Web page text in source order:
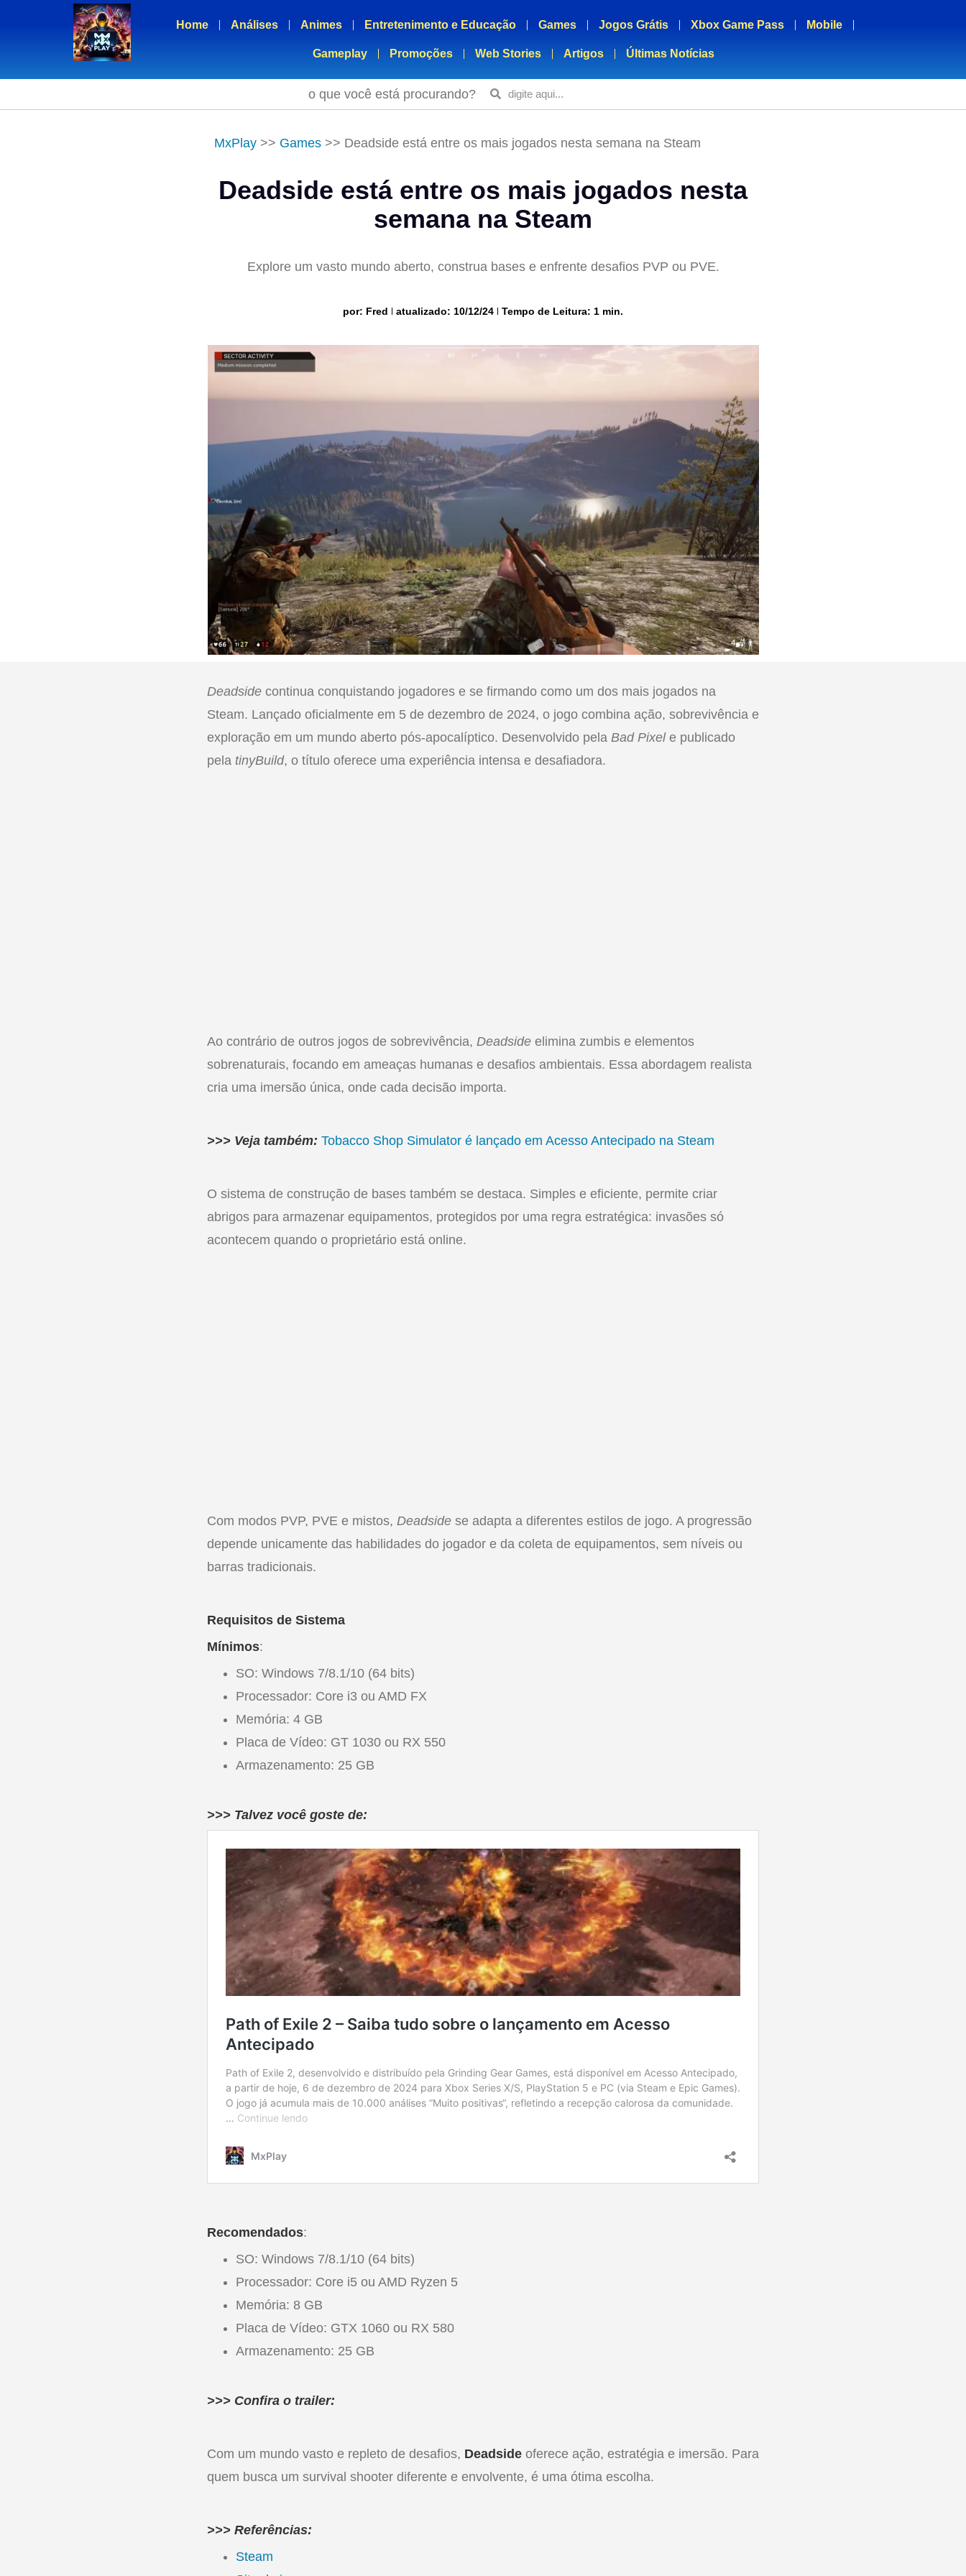
Home Análises Animes Entretenimento e Educação Games Jogos Grátis Xbox Game Pass Mobile
Gameplay Promoções Web Stories Artigos Últimas Notícias
o que você está procurando?
MxPlay >> Games >> Deadside está entre os mais jogados nesta semana na Steam
Deadside está entre os mais jogados nesta
semana na Steam
Explore um vasto mundo aberto, construa bases e enfrente desafios PVP ou PVE.
por: Fred atualizado: 10/12/24 Tempo de Leitura: 1 min.
Deadside continua conquistando jogadores e se firmando como um dos mais jogados na
Steam. Lançado oficialmente em 5 de dezembro de 2024, o jogo combina ação, sobrevivência e
exploração em um mundo aberto pós-apocalíptico. Desenvolvido pela Bad Pixele publicado
pela tinyBuild, o título oferece uma experiência intensa e desafiadora.
Ao contrário de outros jogos de sobrevivência, Deadside elimina zumbis e elementos
sobrenaturais, focando em ameaças humanas e desafios ambientais. Essa abordagem realista
cria uma imersão única, onde cada decisão importa.
>>> Veja também: Tobacco Shop Simulator é lançado em Acesso Antecipado na Steam
O sistema de construção de bases também se destaca. Simples e eficiente, permite criar
abrigos para armazenar equipamentos, protegidos por uma regra estratégica: invasões só
acontecem quando o proprietário está online.
Com modos PVP, PVE e mistos, Deadside se adapta a diferentes estilos de jogo. A progressão
depende unicamente das habilidades do jogador e da coleta de equipamentos, sem níveis ou
barras tradicionais.
Requisitos de Sistema
Mínimos:
SO: Windows 7/8.1/10 (64 bits)
Processador: Core i3 ou AMD FX
Memória: 4 GB
Placa de Vídeo: GT 1030 ou RX 550
Armazenamento: 25 GB
>>> Talvez você goste de:
Recomendados:
SO: Windows 7/8.1/10 (64 bits)
Processador: Core i5 ou AMD Ryzen 5
Memória: 8 GB
Placa de Vídeo: GTX 1060 ou RX 580
Armazenamento: 25 GB
>>> Confira o trailer:
Com um mundo vasto e repleto de desafios, Deadside oferece ação, estratégia e imersão. Para
quem busca um survival shooter diferente e envolvente, é uma ótima escolha.
>>> Referências:
Steam